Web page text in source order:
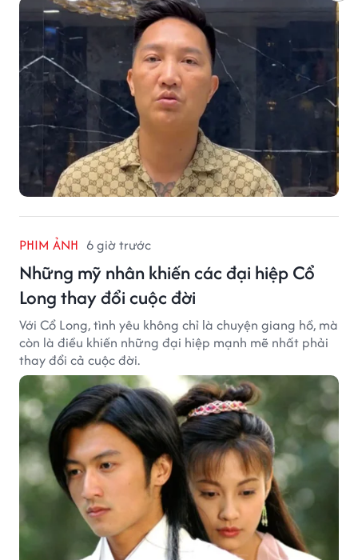
PHIM ẢNH 6 giờ trước
Những mỹ nhân khiến các đại hiệp Cổ
Long thay đổi cuộc đời
Với Cổ Long, tình yêu không chỉ là chuyện giang hồ, mà
còn là điều khiến những đại hiệp mạnh mẽ nhất phải
thay đổi cả cuộc đời.